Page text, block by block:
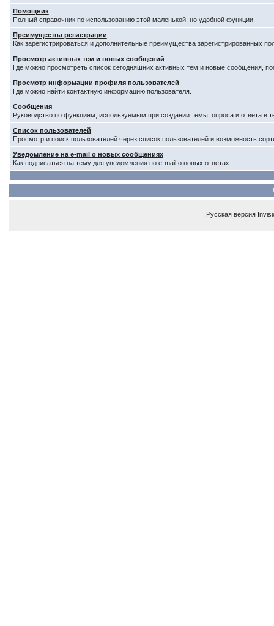
Помощник
Полный справочник по использованию этой маленькой, но удобной функции.
Преимущества регистрации
Как зарегистрироваться и дополнительные преимущества зарегистрированных
Просмотр активных тем и новых сообщений
Где можно просмотреть список сегодняшних активных тем и новые сообщения,
Просмотр информации профиля пользователей
Где можно найти контактную информацию пользователя.
Сообщения
Руководство по функциям, используемым при создании темы, опроса и ответа в
Список пользователей
Просмотр и поиск пользователей через список пользователей и возможность
Уведомление на e-mail о новых сообщениях
Как подписаться на тему для уведомления по e-mail о новых ответах.
Русская версия